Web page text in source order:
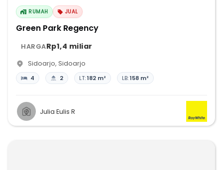
RUMAH JUAL
Green Park Regency
HARGARp1,4 miliar
Sidoarjo, Sidoarjo
4 2 LT:182 m² LB:158 m²
Julia Eulis R